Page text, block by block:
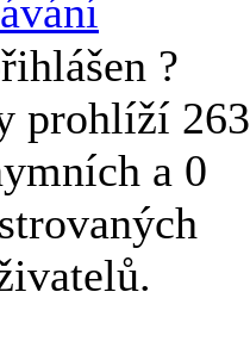
?
prohlíží 263
a 0